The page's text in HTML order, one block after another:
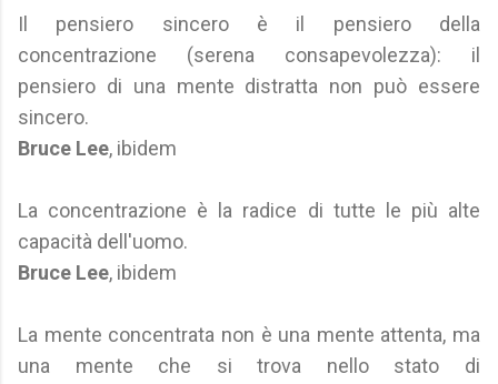
Il pensiero sincero è il pensiero della
concentrazione (serena consapevolezza): il
pensiero di una mente distratta non può essere
sincero.
Bruce Lee, ibidem
La concentrazione è la radice di tutte le più alte
capacità dell'uomo.
Bruce Lee, ibidem
La mente concentrata non è una mente attenta, ma
una mente che si trova nello stato di